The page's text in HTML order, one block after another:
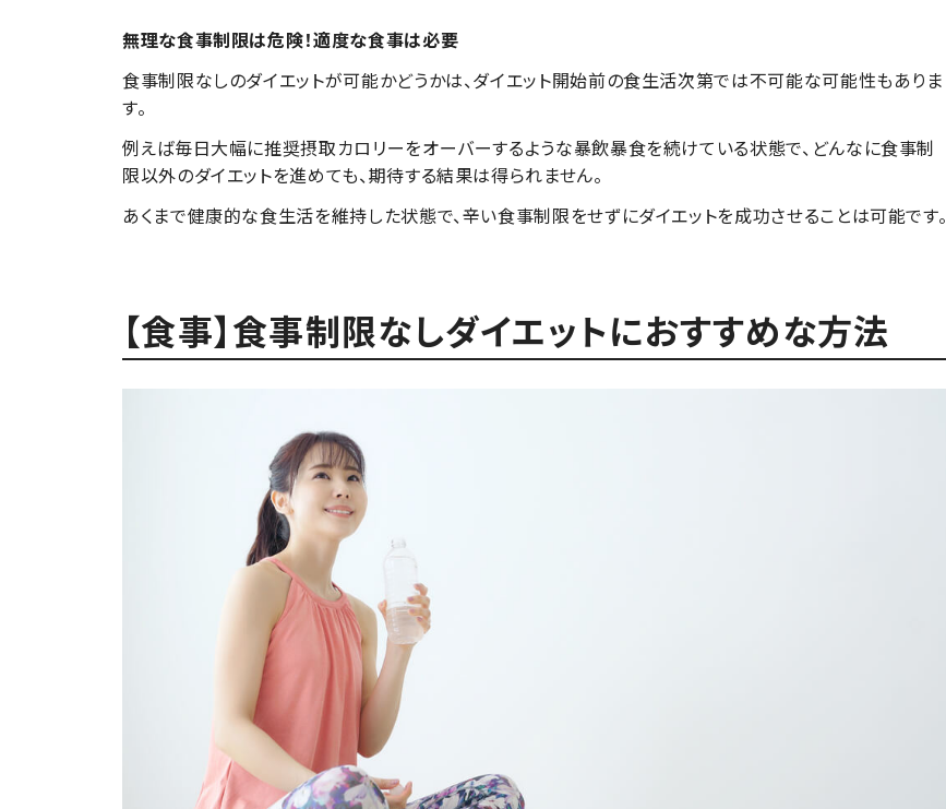
無理な食事制限は危険！適度な食事は必要
食事制限なしのダイエットが可能かどうかは、ダイエット開始前の食生活次第では不可能な可能性もありま
す。
例えば毎日大幅に推奨摂取カロリーをオーバーするような暴飲暴食を続けている状態で、どんなに食事制
限以外のダイエットを進めても、期待する結果は得られません。
あくまで健康的な食生活を維持した状態で、辛い食事制限をせずにダイエットを成功させることは可能です。
【食事】食事制限なしダイエットにおすすめな方法